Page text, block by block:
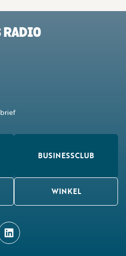
RADIO
BUSINESSCLUB
WINKEL